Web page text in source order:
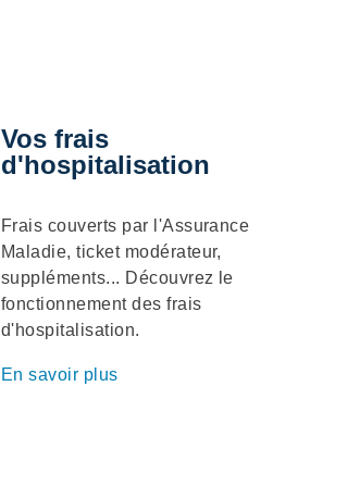
Vos frais
d'hospitalisation
Frais couverts par l'Assurance
Maladie, ticket modérateur,
suppléments... Découvrez le
fonctionnement des frais
d'hospitalisation.
En savoir plus